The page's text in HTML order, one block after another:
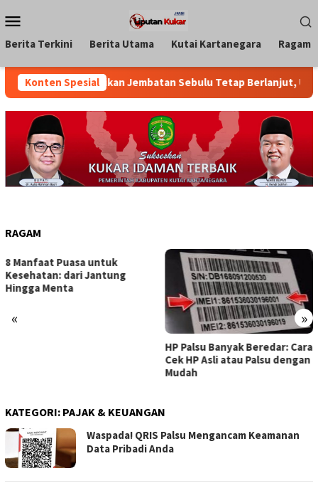
ke
kontenMobile
Berita Terkini Berita Utama Kutai Kartanegara Ragam
Konten Spesial
Kukar Pastikan Jembatan Sebulu Tetap Berlanjut, Upaya
RAGAM
« »
8 Manfaat Puasa untuk
Kesehatan: dari Jantung
Hingga Menta
HP Palsu Banyak Beredar: Cara
Cek HP Asli atau Palsu dengan
Mudah
KATEGORI: PAJAK & KEUANGAN
Waspada! QRIS Palsu Mengancam Keamanan
Data Pribadi Anda